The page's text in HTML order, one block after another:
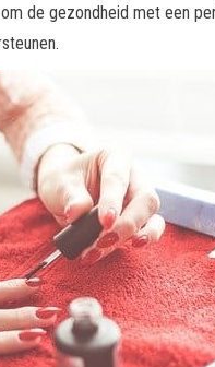
de gezondheid met een